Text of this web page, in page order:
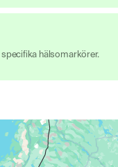
hälsomarkörer.